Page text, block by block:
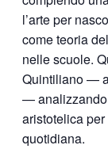
l’arte per
come teoria
nelle scuole.
Quintiliano —
— analizzando
aristotelica
quotidiana.